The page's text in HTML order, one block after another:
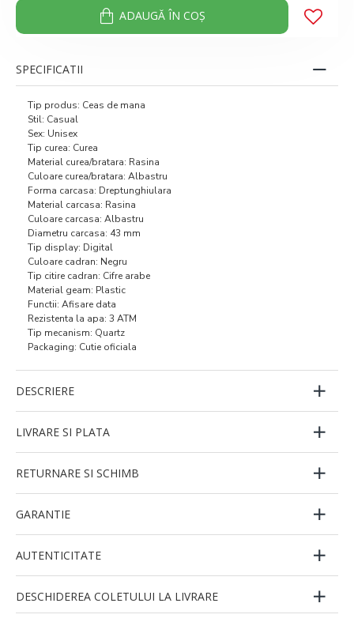
ADAUGĂ ÎN COŞ
SPECIFICATII
Tip produs: Ceas de mana
Stil: Casual
Sex: Unisex
Tip curea: Curea
Material curea/bratara: Rasina
Culoare curea/bratara: Albastru
Forma carcasa: Dreptunghiulara
Material carcasa: Rasina
Culoare carcasa: Albastru
Diametru carcasa: 43 mm
Tip display: Digital
Culoare cadran: Negru
Tip citire cadran: Cifre arabe
Material geam: Plastic
Functii: Afisare data
Rezistenta la apa: 3 ATM
Tip mecanism: Quartz
Packaging: Cutie oficiala
DESCRIERE
LIVRARE SI PLATA
RETURNARE SI SCHIMB
GARANTIE
AUTENTICITATE
DESCHIDEREA COLETULUI LA LIVRARE